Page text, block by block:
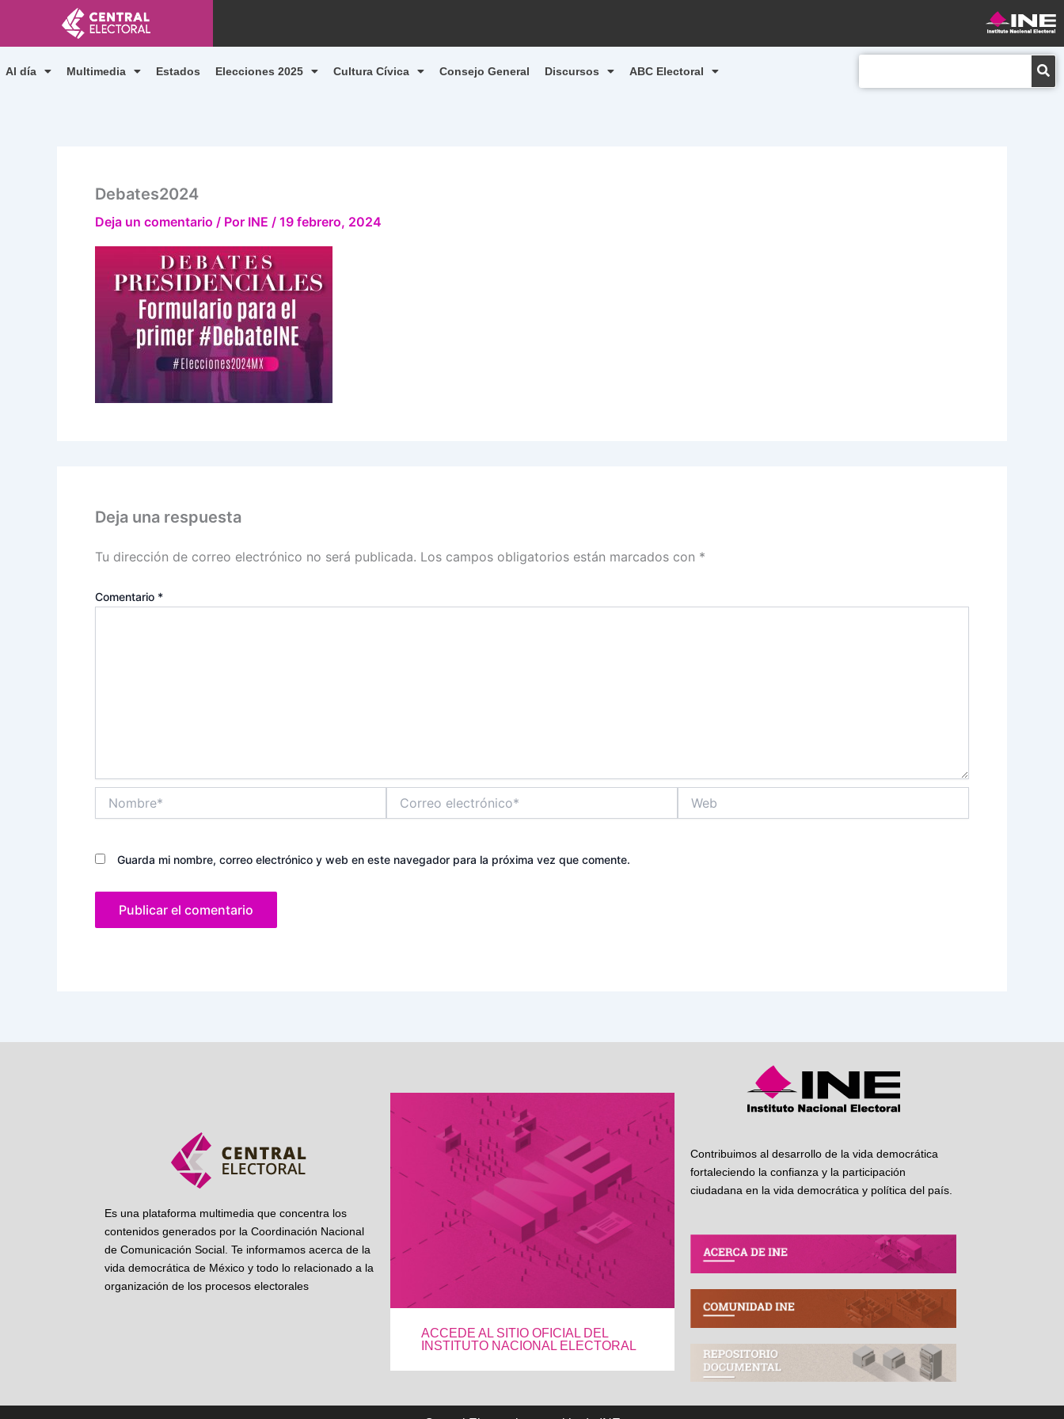
contenido
Al día Multimedia Estados Elecciones 2025 Cultura Cívica Consejo General Discursos ABC Electoral
Debates2024
Deja un comentario / Por INE / 19 febrero, 2024
Deja una respuesta
Tu dirección de correo electrónico no será publicada. Los campos obligatorios están marcados con *
Comentario *
electrónico*
Guarda mi nombre, correo electrónico y web en este navegador para la próxima vez que comente.
Es una plataforma multimedia que concentra los
contenidos generados por la Coordinación Nacional
de Comunicación Social. Te informamos acerca de la
vida democrática de México y todo lo relacionado a la
organización de los procesos electorales
ACCEDE AL SITIO OFICIAL DEL
INSTITUTO NACIONAL ELECTORAL
Contribuimos al desarrollo de la vida democrática
fortaleciendo la confianza y la participación
ciudadana en la vida democrática y política del país.